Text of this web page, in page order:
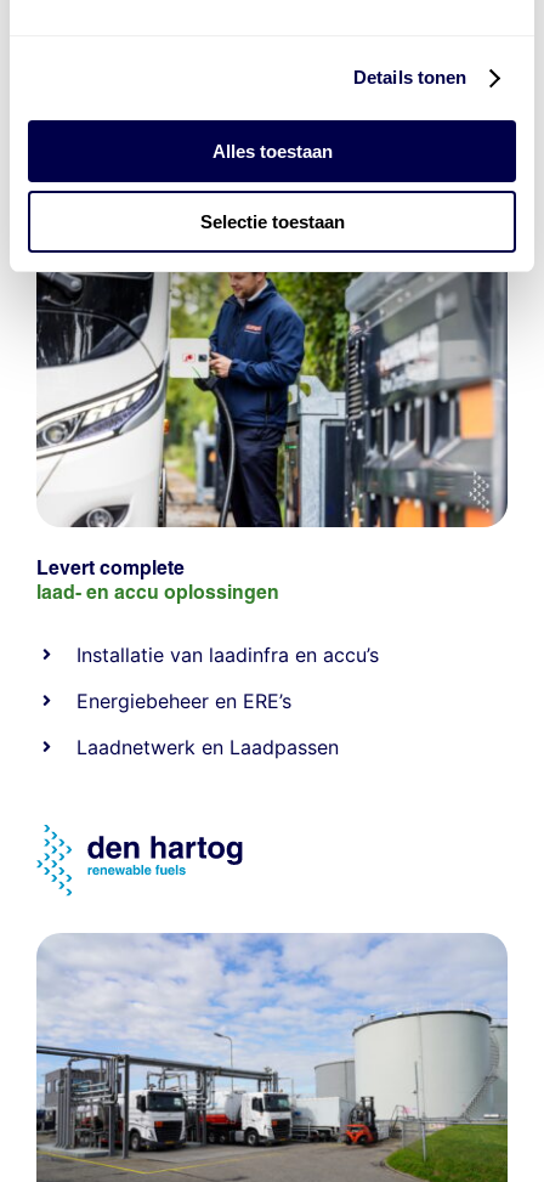
Details tonen
Alles toestaan
Selectie toestaan
Levert complete
laad- en accu oplossingen
Installatie van laadinfra en accu’s
Energiebeheer en ERE’s
Laadnetwerk en Laadpassen